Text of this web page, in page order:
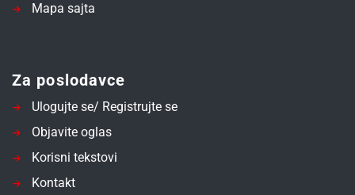
Mapa sajta
Za poslodavce
Ulogujte se/ Registrujte se
Objavite oglas
Korisni tekstovi
Kontakt